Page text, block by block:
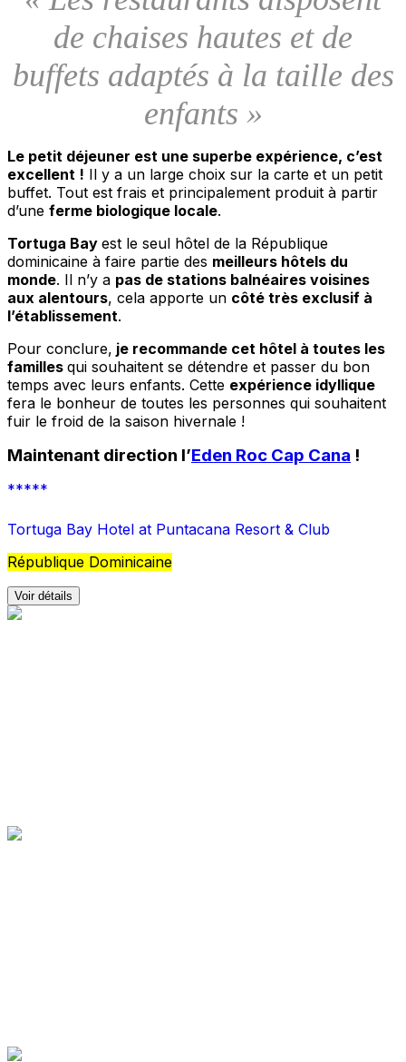
de chaises hautes et de
buffets adaptés à la taille des
enfants »
Le petit déjeuner est une superbe expérience, c’est
excellent ! Il y a un large choix sur la carte et un petit
buffet. Tout est frais et principalement produit à partir
d’une ferme biologique locale.
Tortuga Bay est le seul hôtel de la République
dominicaine à faire partie des meilleurs hôtels du
monde. Il n’y a pas de stations balnéaires voisines
aux alentours, cela apporte un côté très exclusif à
l’établissement.
Pour conclure, je recommande cet hôtel à toutes les
familles qui souhaitent se détendre et passer du bon
temps avec leurs enfants. Cette expérience idyllique
fera le bonheur de toutes les personnes qui souhaitent
fuir le froid de la saison hivernale !
Maintenant direction l’Eden Roc Cap Cana !
*****
Tortuga Bay Hotel at Puntacana Resort & Club
République Dominicaine
Voir détails